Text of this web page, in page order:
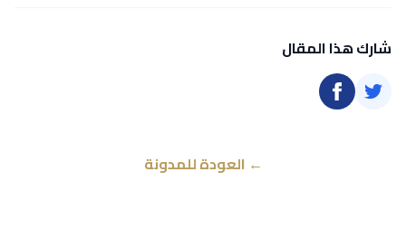
شارك هذا المقال
← العودة للمدونة